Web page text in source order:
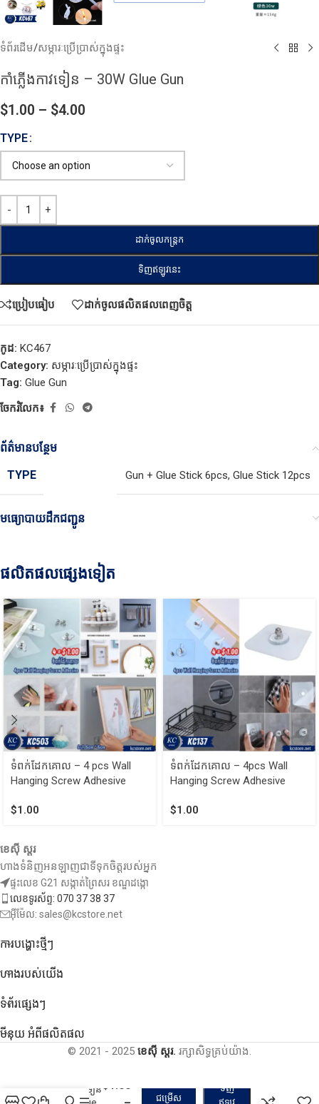
ទំព័រដើម/សម្ភារៈប្រើប្រាស់ក្នុងផ្ទះ
កាំភ្លេីងកាវទៀន – 30W Glue Gun
$1.00 – $4.00
TYPE
ដាក់ចូលកន្ត្រក
ទិញឥឡូវនេះ
ប្រៀបធៀប ដាក់ចូលផលិតផលពេញចិត្ត
កូដ: KC467
Category: សម្ភារៈប្រើប្រាស់ក្នុងផ្ទះ
Tag: Glue Gun
ចែករំលែក៖
ព័ត៌មានបន្ថែម
TYPE
Gun + Glue Stick 6pcs, Glue Stick 12pcs
មធ្យោបាយដឹកជញ្ជូន
ផលិតផលផ្សេងទៀត
ទំពក់ដែកគោល – 4 pcs Wall
Hanging Screw Adhesive
$1.00
ទំពក់ដែកគោល – 4pcs Wall
Hanging Screw Adhesive
$1.00
ខេស៊ី ស្តរ
ហាងទំនិញអនឡាញជាទីទុកចិត្តរបស់អ្នក
ផ្ទះលេខ G21 សង្កាត់ព្រៃសរ ខណ្ឌដង្កោ
លេខទូរស័ព្ទ: 070 37 38 37
អ៊ីម៉ែល: sales@kcstore.net
ការបង្ហោះថ្មីៗ
ហាងរបស់យើង
ទំព័រផ្សេងៗ
មីនុយ អំពីផលិតផល
© 2021 - 2025 ខេស៊ី ស្តរ. រក្សាសិទ្ធគ្រប់យ៉ាង.
កាំភ្លេីងកាវទៀន
ជម្រើស
ទិញ